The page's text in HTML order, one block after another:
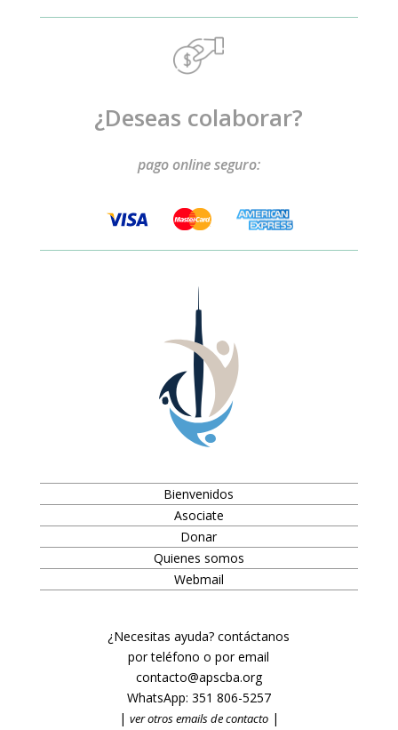
¿Deseas colaborar?
pago online seguro:
Bienvenidos
Asociate
Donar
Quienes somos
Webmail
¿Necesitas ayuda? contáctanos
por teléfono o por email
contacto@apscba.org
WhatsApp: 351 806-5257
| ver otros emails de contacto|